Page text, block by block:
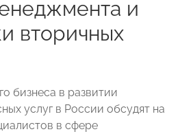
и
вторичных
бизнеса в развитии
услуг в России обсудят на
в сфере